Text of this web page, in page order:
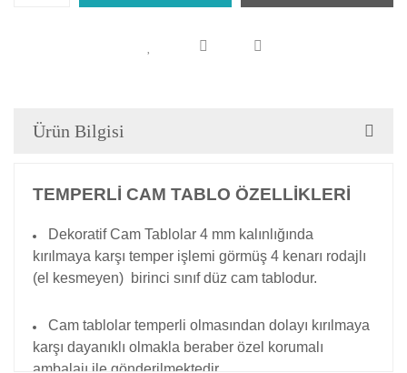
Ürün Bilgisi
TEMPERLİ CAM TABLO ÖZELLİKLERİ
Dekoratif Cam Tablolar 4 mm kalınlığında
kırılmaya karşı temper işlemi görmüş 4 kenarı rodajlı
(el kesmeyen) birinci sınıf düz cam tablodur.
Cam tablolar temperli olmasından dolayı kırılmaya
karşı dayanıklı olmakla beraber özel korumalı
ambalajı ile gönderilmektedir.